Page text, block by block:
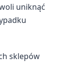
uniknąć
sklepów